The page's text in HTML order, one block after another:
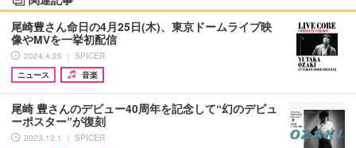
尾崎豊さん命日の4月25日(木)、東京ドームライブ映
像やMVを一挙初配信
2024.4.25 ｜ SPICER
ニュース
音楽
尾崎 豊さんのデビュー40周年を記念して“幻のデビュ
ーポスター”が復刻
2023.12.1 ｜ SPICER